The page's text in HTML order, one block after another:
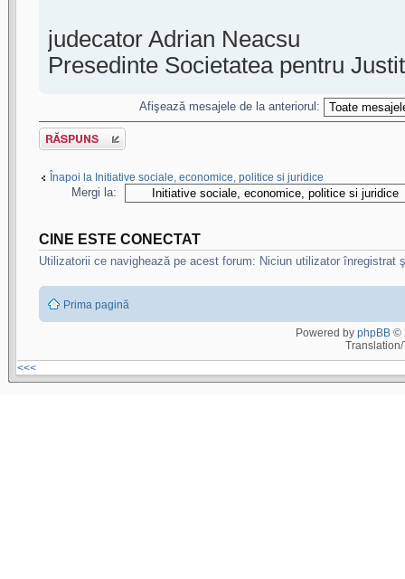
judecator Adrian Neacsu
Presedinte Societatea pentru
Afişează mesajele de la anteriorul:
Scrie un răspuns
Înapoi la Initiative sociale, economice, politice si juridice
Mergi la:
CINE ESTE CONECTAT
Utilizatorii ce navighează pe acest forum: Niciun utilizator înregistrat
Prima pagină
Powered by phpBB©
<<<